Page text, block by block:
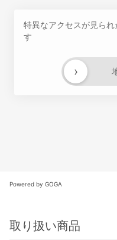
特異なアクセスが見ら
す
›
Powered by GOGA
取り扱い商品